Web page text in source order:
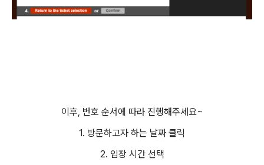
이후, 번호 순서에 따라 진행해주세요~
1. 방문하고자 하는 날짜 클릭
2. 입장 시간 선택